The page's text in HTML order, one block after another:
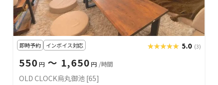
即時予約 インボイス対応 ★★★★★
★★★★★ 5.0 (3)
550 円 〜 1,650 円 /時間
OLD CLOCK烏丸御池 [65]